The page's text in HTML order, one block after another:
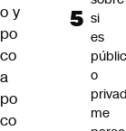
o y
po
co
a
po
co
si
es
o
me